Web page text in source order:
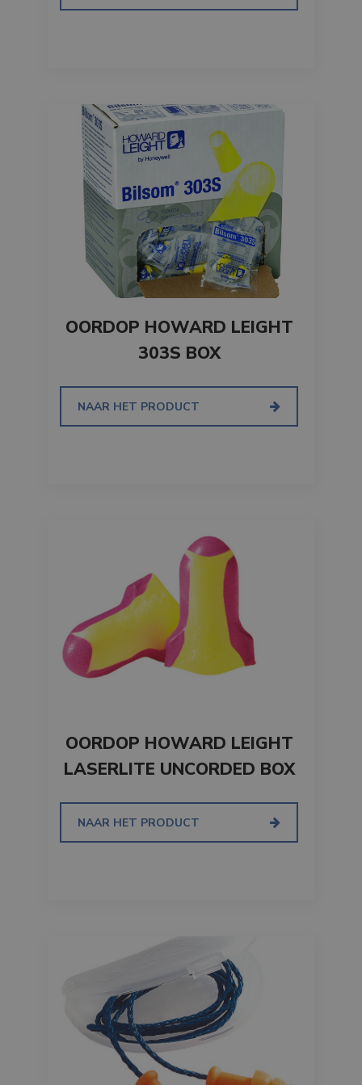
OORDOP HOWARD LEIGHT
303S BOX
NAAR HET PRODUCT
OORDOP HOWARD LEIGHT
LASERLITE UNCORDED BOX
NAAR HET PRODUCT